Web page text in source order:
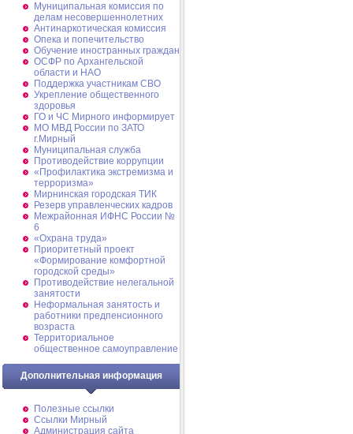
Муниципальная комиссия по
делам несовершеннолетних
Антинаркотическая комиссия
Опека и попечительство
Обучение иностранных граждан
ОСФР по Архангельской
области и НАО
Поддержка участникам СВО
Укрепление общественного
здоровья
ГО и ЧС Мирного информирует
МО МВД России по ЗАТО
г.Мирный
Муниципальная cлужба
Противодействие коррупции
«Профилактика экстремизма и
терроризма»
Мирнинская городская ТИК
Резерв управленческих кадров
Межрайонная ИФНС России №
6
«Охрана труда»
Приоритетный проект
«Формирование комфортной
городской среды»
Противодействие нелегальной
занятости
Неформальная занятость и
работники предпенсионного
возраста
Территориальное
общественное самоуправление
Дополнительная информация
Полезные ссылки
Ссылки Мирный
Администрация сайта